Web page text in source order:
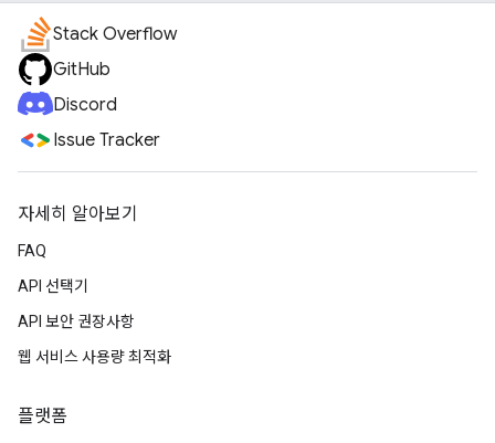
Stack Overflow
GitHub
Discord
Issue Tracker
자세히 알아보기
FAQ
API 선택기
API 보안 권장사항
웹 서비스 사용량 최적화
플랫폼